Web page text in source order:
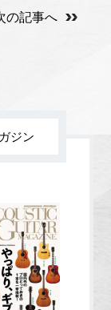
の記事へ
ジン